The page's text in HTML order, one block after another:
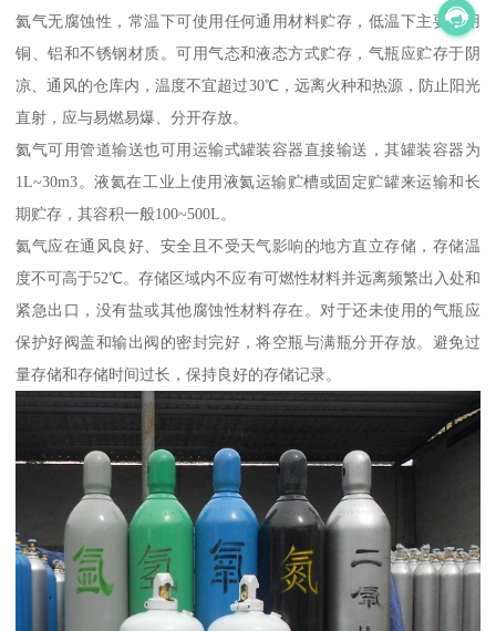
氦气无腐蚀性，常温下可使用任何通用材料贮存，低温下主要采用
铜、铝和不锈钢材质。可用气态和液态方式贮存，气瓶应贮存于阴
凉、通风的仓库内，温度不宜超过30℃，远离火种和热源，防止阳光
直射，应与易燃易爆、分开存放。
氦气可用管道输送也可用运输式罐装容器直接输送，其罐装容器为
1L~30m3。液氦在工业上使用液氦运输贮槽或固定贮罐来运输和长
期贮存，其容积一般100~500L。
氦气应在通风良好、安全且不受天气影响的地方直立存储，存储温
度不可高于52℃。存储区域内不应有可燃性材料并远离频繁出入处和
紧急出口，没有盐或其他腐蚀性材料存在。对于还未使用的气瓶应
保护好阀盖和输出阀的密封完好，将空瓶与满瓶分开存放。避免过
量存储和存储时间过长，保持良好的存储记录。